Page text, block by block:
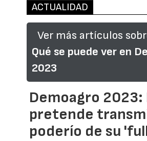
ACTUALIDAD
Ver más artículos
Qué se puede ver en
2023
Demoagro 2023:
pretende
poderío de su